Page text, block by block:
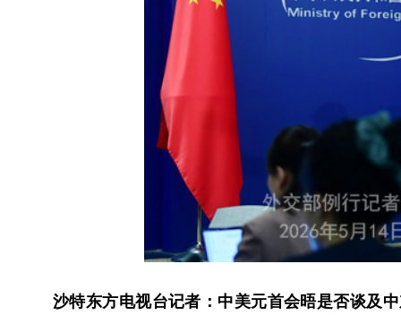
沙特东方电视台记者：中美元首会晤是否谈及